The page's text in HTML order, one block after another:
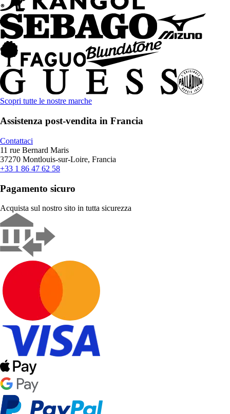
Scopri tutte le nostre marche
Assistenza post-vendita in Francia
Contattaci
11 rue Bernard Maris
37270 Montlouis-sur-Loire, Francia
+33 1 86 47 62 58
Pagamento sicuro
Acquista sul nostro sito in tutta sicurezza